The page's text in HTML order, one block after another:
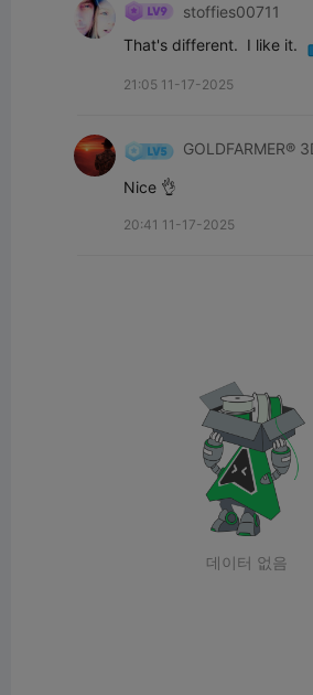
stoffies00711
That's different.  I like it.
21:05 11-17-2025
GOLDFARMER®
Nice 👌
20:41 11-17-2025
데이터 없음